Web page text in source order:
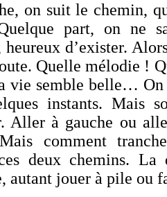
on suit le chemin,
part, on ne
heureux d’exister.
Quelle mélodie !
vie semble belle… On
instants. Mais
Aller à gauche ou
comment
deux chemins. La
autant jouer à pile ou